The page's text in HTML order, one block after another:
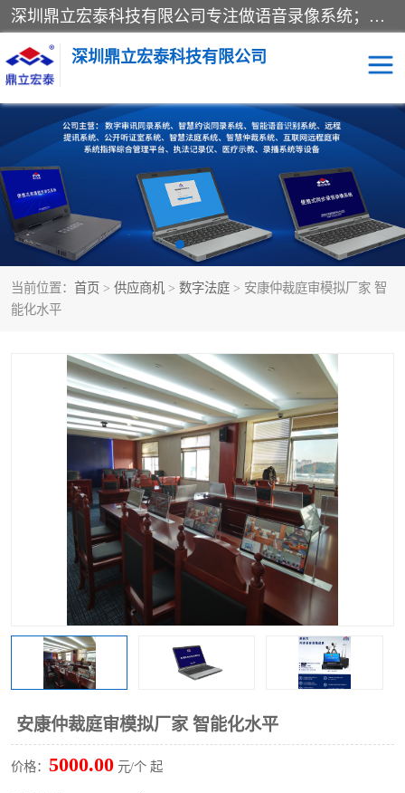
深圳鼎立宏泰科技有限公司专注做语音录像系统；主要服务有：约谈室同步录音录像系统、设计数字询问同步录音录像、数字约谈室同步录音录像、公开听证室、智慧庭审、智能语音识别转写、远程提讯（提审）、记录仪、远程指挥综合管理平台、录播系统等
深圳鼎立宏泰科技有限公司
当前位置： 首页 > 供应商机 > 数字法庭 > 安康仲裁庭审模拟厂家 智
能化水平
安康仲裁庭审模拟厂家 智能化水平
价格： 5000.00 元/个 起
同步录音录像设备 便携式审讯设备
数字法庭 听证室
远程提讯 语音识别